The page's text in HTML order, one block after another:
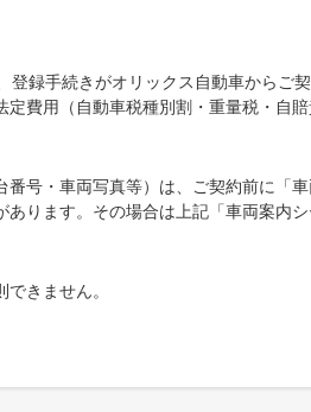
録手続きがオリックス自動車からご
費用（自動車税種別割・重量税・自
号・車両写真等）は、ご契約前に「
ります。その場合は上記「車両案内
きません。